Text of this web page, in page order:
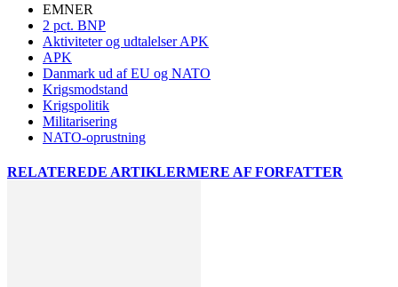
EMNER
2 pct. BNP
Aktiviteter og udtalelser APK
APK
Danmark ud af EU og NATO
Krigsmodstand
Krigspolitik
Militarisering
NATO-oprustning
RELATEREDE ARTIKLERMERE AF FORFATTER